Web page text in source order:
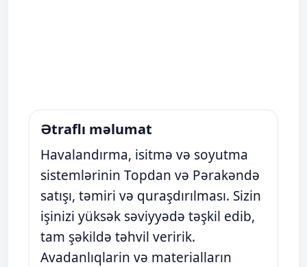
Ətraflı məlumat
Havalandırma, isitmə və soyutma
sistemlərinin Topdan və Pərakəndə
satışı, təmiri və quraşdırılması. Sizin
işinizi yüksək səviyyədə təşkil edib,
tam şəkildə təhvil veririk.
Avadanlıqlarin və materialların